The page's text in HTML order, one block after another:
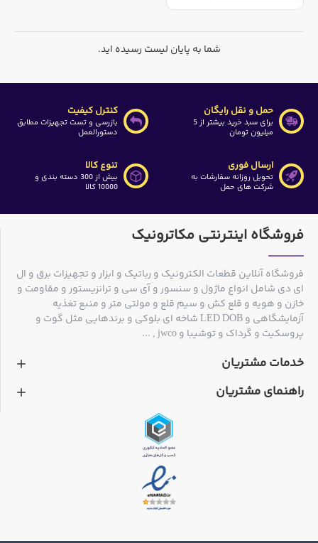
شما به پایان لیست رسیده اید.
حمل و نقل رایگان
برای سبد خرید بیشتر از 5
میلیون تومان
کنترل کیفیت
بازرسی و تست تجهیزات مطابق
دستورالعمل
ارسال فوری
تحویل روزانه سفارشات به
شرکت های حمل
تنوع کالا
بیش از 300 دسته بندی و
10000 کالا
فروشگاه اینترنتی مکاترونیک
فروشگاه آنلاین قطعات الکترونیک و رباتیک و ابزار و تجهیزات برق و ال
ای دی شامل انواع ماژول و سنسور و آی سی و ترانزیستور و مقاومت و
خازن و هویه و قلع کش و سیم قلع و مولتی متر و منبع تغذیه
آزمایشگاهی و LED DOB شاخه ای بلوکی و برندهایی مثل گوت و
پروسکیت و گرداک و توشیبا و jwco , ...
خدمات مشتریان
راهنمای مشتریان